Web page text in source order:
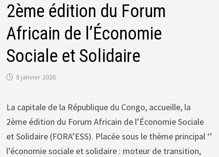
2ème édition du Forum
Africain de l’Économie
Sociale et Solidaire
8 janvier 2026
La capitale de la République du Congo, accueille, la
2ème édition du Forum Africain de l’Économie Sociale
et Solidaire (FORA’ESS). Placée sous le thème principal ‘’
l’économie sociale et solidaire : moteur de transition,